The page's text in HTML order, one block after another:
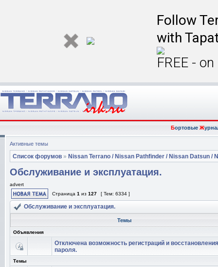
Follow
with
FREE -
БортовыеЖ
Активные темы
Список форумов » Nissan Terrano / Nissan Pathfinder / Nissan Datsun /
Обслуживание и эксплуатация.
advert
Страница 1 из 127 [ Тем: 6334 ]
Обслуживание и эксплуатация.
Темы
Объявления
Отключена возможность регистраций и восстановления
пароля.
Темы